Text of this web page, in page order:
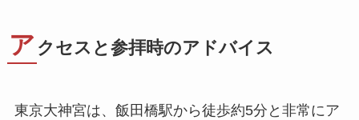
ア クセスと参拝時のアドバイス
東京大神宮は、飯田橋駅から徒歩約5分と非常にア